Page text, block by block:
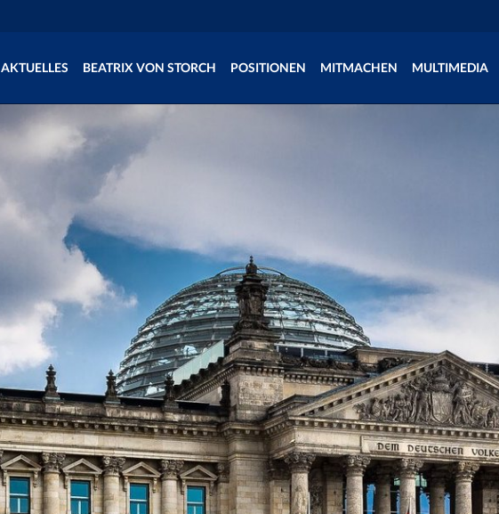
AKTUELLES BEATRIX VON STORCH POSITIONEN MITMACHEN MULTIMEDIA